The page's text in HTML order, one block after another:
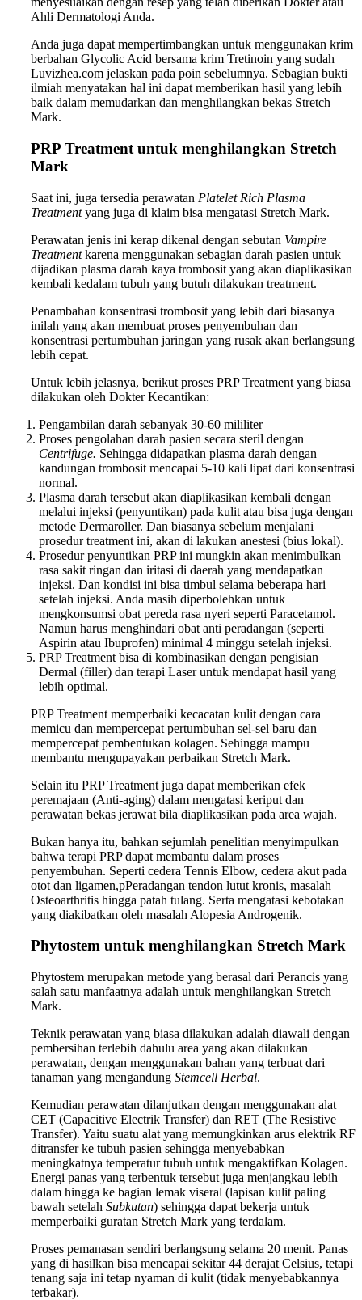
Ahli Dermatologi Anda.
Anda juga dapat mempertimbangkan untuk menggunakan krim
berbahan Glycolic Acid bersama krim Tretinoin yang sudah
Luvizhea.com jelaskan pada poin sebelumnya. Sebagian bukti
ilmiah menyatakan hal ini dapat memberikan hasil yang lebih
baik dalam memudarkan dan menghilangkan bekas Stretch
Mark.
PRP Treatment untuk menghilangkan Stretch
Mark
Saat ini, juga tersedia perawatan Platelet Rich Plasma
Treatmentyang juga di klaim bisa mengatasi Stretch Mark.
Perawatan jenis ini kerap dikenal dengan sebutan Vampire
Treatmentkarena menggunakan sebagian darah pasien untuk
dijadikan plasma darah kaya trombosit yang akan diaplikasikan
kembali kedalam tubuh yang butuh dilakukan treatment.
Penambahan konsentrasi trombosit yang lebih dari biasanya
inilah yang akan membuat proses penyembuhan dan
konsentrasi pertumbuhan jaringan yang rusak akan berlangsung
lebih cepat.
Untuk lebih jelasnya, berikut proses PRP Treatment yang biasa
dilakukan oleh Dokter Kecantikan:
Pengambilan darah sebanyak 30-60 mililiter
Proses pengolahan darah pasien secara steril dengan
Centrifuge. Sehingga didapatkan plasma darah dengan
kandungan trombosit mencapai 5-10 kali lipat dari konsentrasi
normal.
Plasma darah tersebut akan diaplikasikan kembali dengan
melalui injeksi (penyuntikan) pada kulit atau bisa juga dengan
metode Dermaroller. Dan biasanya sebelum menjalani
prosedur treatment ini, akan di lakukan anestesi (bius lokal).
Prosedur penyuntikan PRP ini mungkin akan menimbulkan
rasa sakit ringan dan iritasi di daerah yang mendapatkan
injeksi. Dan kondisi ini bisa timbul selama beberapa hari
setelah injeksi. Anda masih diperbolehkan untuk
mengkonsumsi obat pereda rasa nyeri seperti Paracetamol.
Namun harus menghindari obat anti peradangan (seperti
Aspirin atau Ibuprofen) minimal 4 minggu setelah injeksi.
PRP Treatment bisa di kombinasikan dengan pengisian
Dermal (filler) dan terapi Laser untuk mendapat hasil yang
lebih optimal.
PRP Treatment memperbaiki kecacatan kulit dengan cara
memicu dan mempercepat pertumbuhan sel-sel baru dan
mempercepat pembentukan kolagen. Sehingga mampu
membantu mengupayakan perbaikan Stretch Mark.
Selain itu PRP Treatment juga dapat memberikan efek
peremajaan (Anti-aging) dalam mengatasi keriput dan
perawatan bekas jerawat bila diaplikasikan pada area wajah.
Bukan hanya itu, bahkan sejumlah penelitian menyimpulkan
bahwa terapi PRP dapat membantu dalam proses
penyembuhan. Seperti cedera Tennis Elbow, cedera akut pada
otot dan ligamen,pPeradangan tendon lutut kronis, masalah
Osteoarthritis hingga patah tulang. Serta mengatasi kebotakan
yang diakibatkan oleh masalah Alopesia Androgenik.
Phytostem untuk menghilangkan Stretch Mark
Phytostem merupakan metode yang berasal dari Perancis yang
salah satu manfaatnya adalah untuk menghilangkan Stretch
Mark.
Teknik perawatan yang biasa dilakukan adalah diawali dengan
pembersihan terlebih dahulu area yang akan dilakukan
perawatan, dengan menggunakan bahan yang terbuat dari
tanaman yang mengandung Stemcell Herbal.
Kemudian perawatan dilanjutkan dengan menggunakan alat
CET (Capacitive Electrik Transfer) dan RET (The Resistive
Transfer). Yaitu suatu alat yang memungkinkan arus elektrik RF
ditransfer ke tubuh pasien sehingga menyebabkan
meningkatnya temperatur tubuh untuk mengaktifkan Kolagen.
Energi panas yang terbentuk tersebut juga menjangkau lebih
dalam hingga ke bagian lemak viseral (lapisan kulit paling
bawah setelah Subkutan) sehingga dapat bekerja untuk
memperbaiki guratan Stretch Mark yang terdalam.
Proses pemanasan sendiri berlangsung selama 20 menit. Panas
yang di hasilkan bisa mencapai sekitar 44 derajat Celsius, tetapi
tenang saja ini tetap nyaman di kulit (tidak menyebabkannya
terbakar).